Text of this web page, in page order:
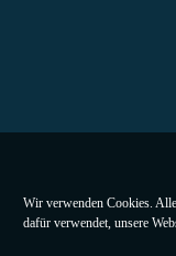
Wir verwenden Cookies.
dafür verwendet, unsere